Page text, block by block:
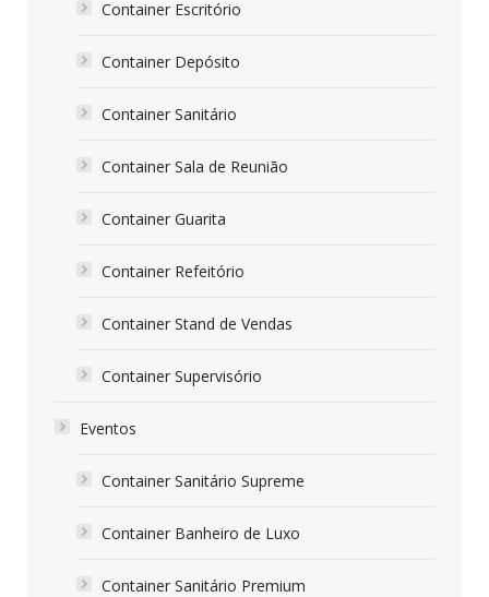
Container Escritório
Container Depósito
Container Sanitário
Container Sala de Reunião
Container Guarita
Container Refeitório
Container Stand de Vendas
Container Supervisório
Eventos
Container Sanitário Supreme
Container Banheiro de Luxo
Container Sanitário Premium